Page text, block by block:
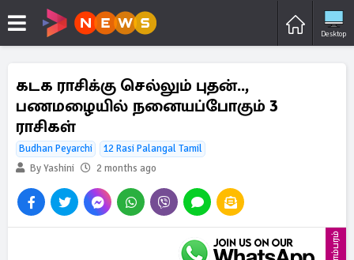
Desktop
கடக ராசிக்கு செல்லும் புதன்..,
பணமழையில் நனையப்போகும் 3
ராசிகள்
Budhan Peyarchi
12 Rasi Palangal Tamil
By Yashini
2 months ago